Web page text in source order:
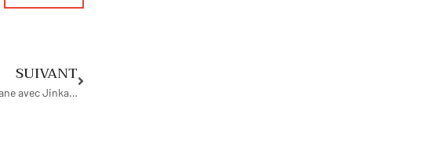
SUIVANT
[Spécial Petits Espaces] Rénovation d’une caravane avec Jinkau !